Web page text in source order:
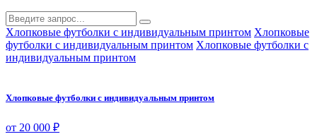
Хлопковые футболки с индивидуальным принтом Хлопковые
футболки с индивидуальным принтом Хлопковые футболки с
индивидуальным принтом
Хлопковые футболки с индивидуальным принтом
от 20 000 ₽